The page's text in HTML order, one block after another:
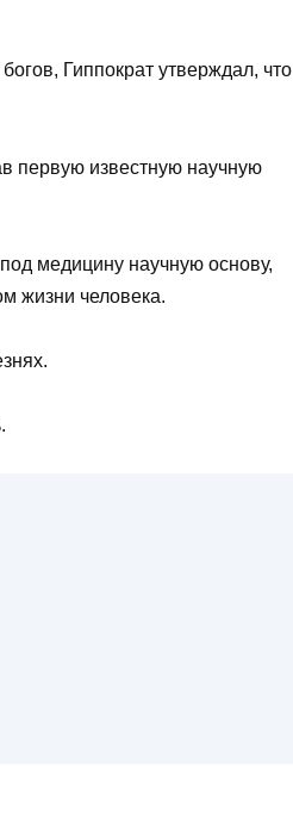
Гиппократ утверждал, что
первую известную научную
медицину научную основу,
жизни человека.